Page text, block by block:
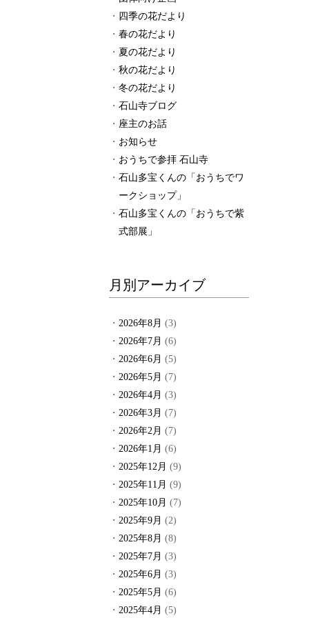
四季の花だより
春の花だより
夏の花だより
秋の花だより
冬の花だより
石山寺ブログ
座主のお話
お知らせ
おうちで参拝 石山寺
石山多宝くんの「おうちでワ
ークショップ」
石山多宝くんの「おうちで紫
式部展」
月別アーカイブ
2026年8月 (3)
2026年7月 (6)
2026年6月 (5)
2026年5月 (7)
2026年4月 (3)
2026年3月 (7)
2026年2月 (7)
2026年1月 (6)
2025年12月 (9)
2025年11月 (9)
2025年10月 (7)
2025年9月 (2)
2025年8月 (8)
2025年7月 (3)
2025年6月 (3)
2025年5月 (6)
2025年4月 (5)